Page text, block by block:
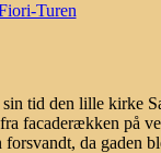
Turen
tid den lille kirke
facaderækken på
forsvandt, da gaden